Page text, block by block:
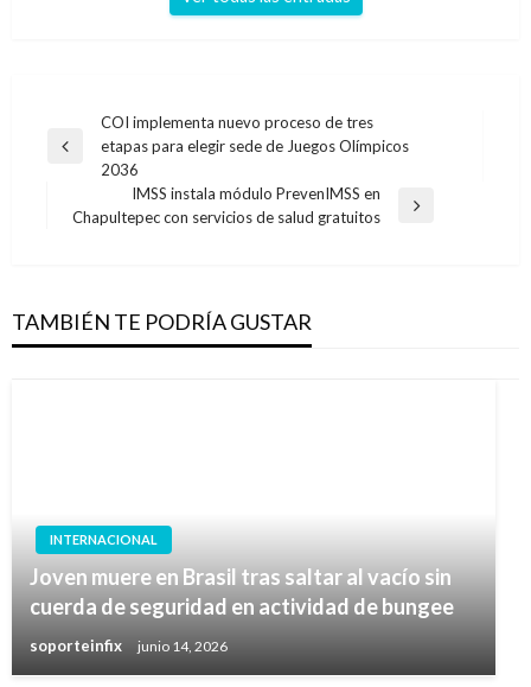
Navegación
de
entradas
Entrada
COI implementa nuevo proceso de tres
etapas para elegir sede de Juegos Olímpicos
2036
Entrada
IMSS instala módulo PrevenIMSS en
Chapultepec con servicios de salud gratuitos
TAMBIÉN TE PODRÍA GUSTAR
INTERNACIONAL
Joven muere en Brasil tras saltar al vacío sin
cuerda de seguridad en actividad de bungee
soporteinfix junio 14, 2026